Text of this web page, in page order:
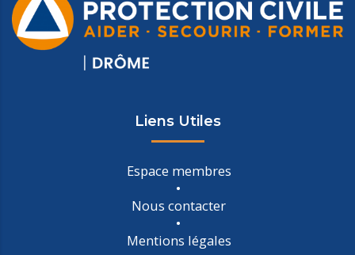
Liens Utiles
Espace membres
Nous contacter
Mentions légales